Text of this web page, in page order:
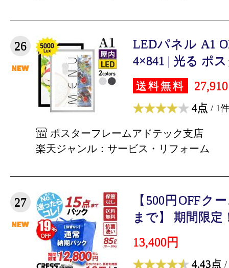
26
LEDパネル A1
4×841 | 光る ポ
送料無料
4点 / 1件
ポスターフレームアドテック支店
楽天ジャンル：サービス・リフォーム
27
【500円OFFク
まで】 期間限定
13,400円
4.43点 /